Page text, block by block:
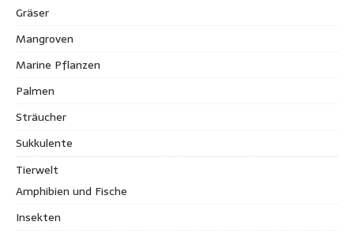
Gräser
Mangroven
Marine Pflanzen
Palmen
Sträucher
Sukkulente
Tierwelt
Amphibien und Fische
Insekten